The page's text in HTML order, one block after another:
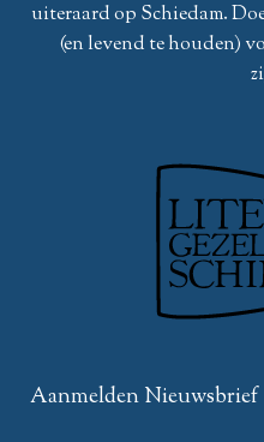
uiteraard op Schiedam.
(en levend te houden)
Aanmelden Nieuwsbrief